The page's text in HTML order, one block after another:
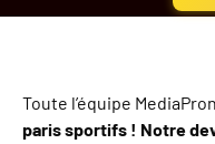
Toute l’équipe
paris sportifs ! Notre